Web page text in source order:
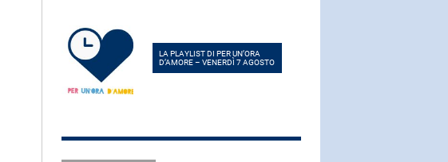
LA PLAYLIST DI PER UN’ORA
D’AMORE – VENERDÌ 7 AGOSTO